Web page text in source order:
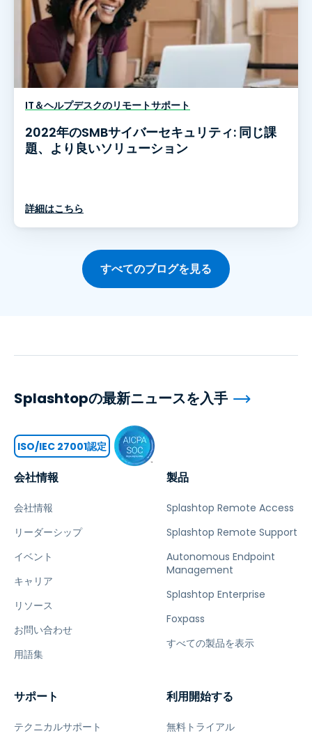
IT＆ヘルプデスクのリモートサポート
2022年のSMBサイバーセキュリティ: 同じ課
題、より良いソリューション
詳細はこちら
すべてのブログを見る
会社情報
会社情報
リーダーシップ
イベント
キャリア
リソース
お問い合わせ
用語集
製品
Splashtop Remote Access
Splashtop Remote Support
Autonomous Endpoint
Management
Splashtop Enterprise
Foxpass
すべての製品を表示
サポート
テクニカルサポート
利用開始する
無料トライアル
Splashtopの最新ニュースを入手
ISO/IEC 27001認定